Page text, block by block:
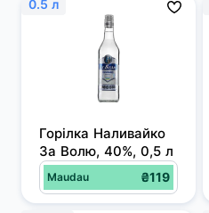
0.5 л
Горілка Наливайко
За Волю, 40%, 0,5 л
Maudau ₴119